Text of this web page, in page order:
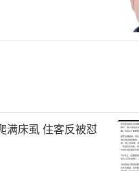
满床虱 住客反被怼